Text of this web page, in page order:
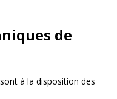
de
à la disposition des